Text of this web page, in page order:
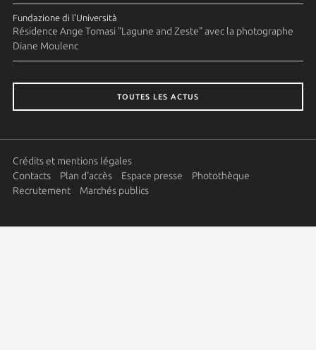
Fundazione di l'Università
Résidence Ange Tomasi "Lagune and Zeste" avec la photographe
Diane Moulenc
TOUTES LES ACTUS
Crédits et mentions légales
Contacts
Plan d'accès Espace presse
Photothèque
Recrutement
Marchés publics